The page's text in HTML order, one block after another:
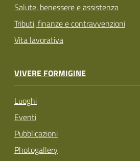
Salute, benessere e assistenza
Tributi, finanze e contravvenzioni
Vita lavorativa
VIVERE FORMIGINE
Luoghi
Eventi
Pubblicazioni
Photogallery